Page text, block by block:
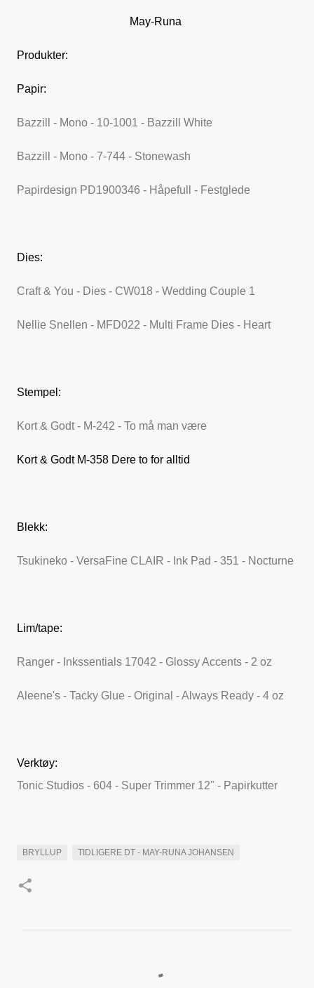
May-Runa
Produkter:
Papir:
Bazzill - Mono - 10-1001 - Bazzill White
Bazzill - Mono - 7-744 - Stonewash
Papirdesign PD1900346 - Håpefull - Festglede
Dies:
Craft & You - Dies - CW018 - Wedding Couple 1
Nellie Snellen - MFD022 - Multi Frame Dies - Heart
Stempel:
Kort & Godt - M-242 - To må man være
Kort & Godt M-358 Dere to for alltid
Blekk:
Tsukineko - VersaFine CLAIR - Ink Pad - 351 - Nocturne
Lim/tape:
Ranger - Inkssentials 17042 - Glossy Accents - 2 oz
Aleene's - Tacky Glue - Original - Always Ready - 4 oz
Verktøy:
Tonic Studios - 604 - Super Trimmer 12" - Papirkutter
BRYLLUP TIDLIGERE DT - MAY-RUNA JOHANSEN